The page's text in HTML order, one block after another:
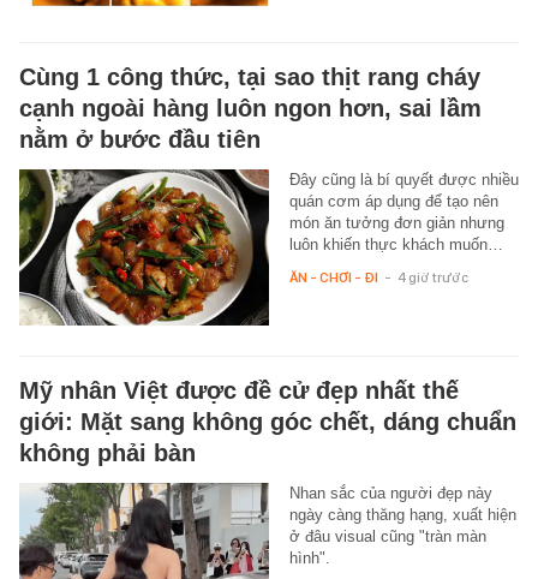
Cùng 1 công thức, tại sao thịt rang cháy
cạnh ngoài hàng luôn ngon hơn, sai lầm
nằm ở bước đầu tiên
Đây cũng là bí quyết được nhiều
quán cơm áp dụng để tạo nên
món ăn tưởng đơn giản nhưng
luôn khiến thực khách muốn…
ĂN - CHƠI - ĐI - 4 giờ trước
Mỹ nhân Việt được đề cử đẹp nhất thế
giới: Mặt sang không góc chết, dáng chuẩn
không phải bàn
Nhan sắc của người đẹp này
ngày càng thăng hạng, xuất hiện
ở đâu visual cũng "tràn màn
hình".